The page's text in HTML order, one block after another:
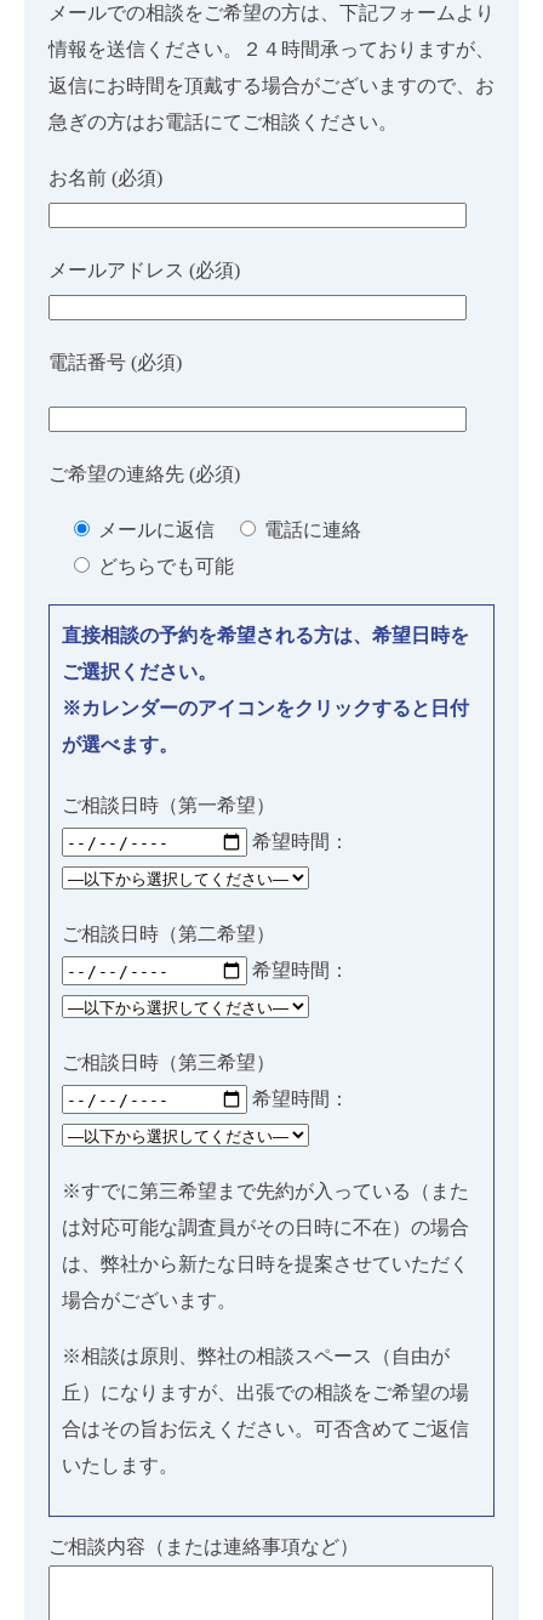
メールでの相談をご希望の方は、下記フォームより
情報を送信ください。２４時間承っておりますが、
返信にお時間を頂戴する場合がございますので、お
急ぎの方はお電話にてご相談ください。
お名前 (必須)
メールアドレス (必須)
電話番号 (必須)
ご希望の連絡先 (必須)
メールに返信
電話に連絡
どちらでも可能
直接相談の予約を希望される方は、希望日時を
ご選択ください。
※カレンダーのアイコンをクリックすると日付
が選べます。
ご相談日時（第一希望）
希望時間：
ご相談日時（第二希望）
希望時間：
ご相談日時（第三希望）
希望時間：
※すでに第三希望まで先約が入っている（また
は対応可能な調査員がその日時に不在）の場合
は、弊社から新たな日時を提案させていただく
場合がございます。
※相談は原則、弊社の相談スペース（自由が
丘）になりますが、出張での相談をご希望の場
合はその旨お伝えください。可否含めてご返信
いたします。
ご相談内容（または連絡事項など）